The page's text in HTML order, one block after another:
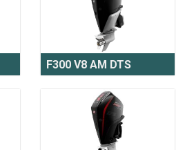
F300 V8 AM DTS